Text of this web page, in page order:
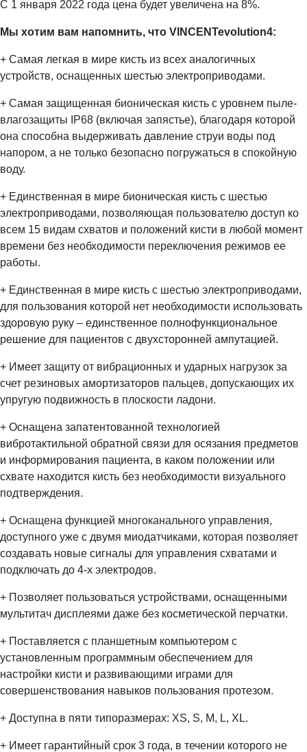
С 1 января 2022 года цена будет увеличена на 8%.
Мы хотим вам напомнить, что VINCENTevolution4:
+ Самая легкая в мире кисть из всех аналогичных
устройств, оснащенных шестью электроприводами.
+ Самая защищенная бионическая кисть с уровнем пыле-
влагозащиты IP68 (включая запястье), благодаря которой
она способна выдерживать давление струи воды под
напором, а не только безопасно погружаться в спокойную
воду.
+ Единственная в мире бионическая кисть с шестью
электроприводами, позволяющая пользователю доступ ко
всем 15 видам схватов и положений кисти в любой момент
времени без необходимости переключения режимов ее
работы.
+ Единственная в мире кисть с шестью электроприводами,
для пользования которой нет необходимости использовать
здоровую руку – единственное полнофункциональное
решение для пациентов с двухсторонней ампутацией.
+ Имеет защиту от вибрационных и ударных нагрузок за
счет резиновых амортизаторов пальцев, допускающих их
упругую подвижность в плоскости ладони.
+ Оснащена запатентованной технологией
вибротактильной обратной связи для осязания предметов
и информирования пациента, в каком положении или
схвате находится кисть без необходимости визуального
подтверждения.
+ Оснащена функцией многоканального управления,
доступного уже с двумя миодатчиками, которая позволяет
создавать новые сигналы для управления схватами и
подключать до 4-х электродов.
+ Позволяет пользоваться устройствами, оснащенными
мультитач дисплеями даже без косметической перчатки.
+ Поставляется с планшетным компьютером с
установленным программным обеспечением для
настройки кисти и развивающими играми для
совершенствования навыков пользования протезом.
+ Доступна в пяти типоразмерах: XS, S, M, L, XL.
+ Имеет гарантийный срок 3 года, в течении которого не